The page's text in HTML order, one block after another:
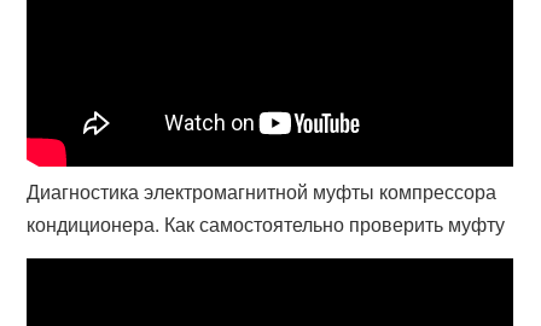
Диагностика электромагнитной муфты компрессора
кондиционера. Как самостоятельно проверить муфту